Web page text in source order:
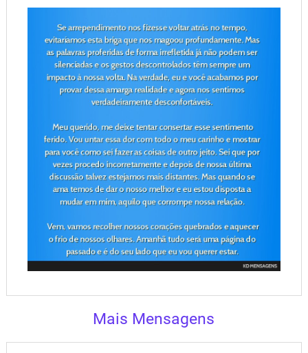
Mais Mensagens